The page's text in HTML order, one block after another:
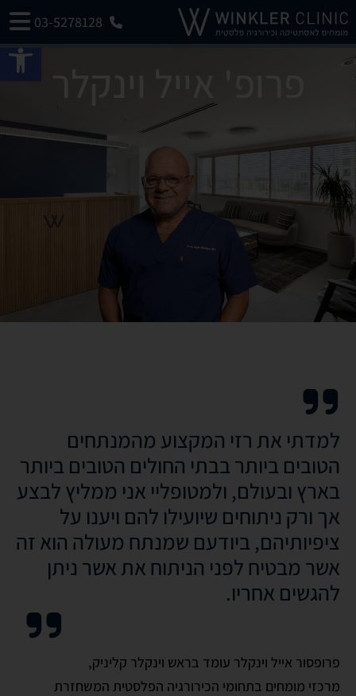
03-5278128
למדתי את רזי המקצוע מהמנתחים
הטובים ביותר בבתי החולים הטובים ביותר
בארץ ובעולם, ולמטופליי אני ממליץ לבצע
אך ורק ניתוחים שיועילו להם ויענו על
ציפיותיהם, ביודעם שמנתח מעולה הוא זה
אשר מבטיח לפני הניתוח את אשר ניתן
להגשים אחריו.
פרופסור אייל וינקלר עומד בראש וינקלר קליניק,
מרכזי מומחים בתחומי הכירורגיה הפלסטית המשחזרת